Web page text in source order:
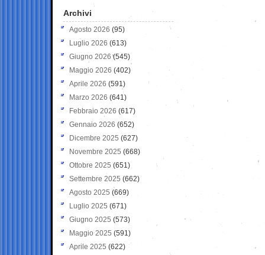
Archivi
Agosto 2026 (95)
Luglio 2026 (613)
Giugno 2026 (545)
Maggio 2026 (402)
Aprile 2026 (591)
Marzo 2026 (641)
Febbraio 2026 (617)
Gennaio 2026 (652)
Dicembre 2025 (627)
Novembre 2025 (668)
Ottobre 2025 (651)
Settembre 2025 (662)
Agosto 2025 (669)
Luglio 2025 (671)
Giugno 2025 (573)
Maggio 2025 (591)
Aprile 2025 (622)